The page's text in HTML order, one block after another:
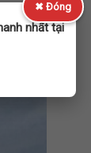
✖ Đóng
nhất tại